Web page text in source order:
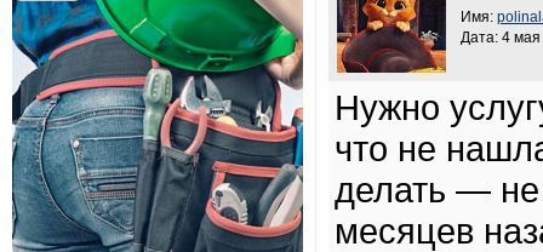
Имя:
Дата: 4 мая
Нужно
что не
делать — не
месяцев